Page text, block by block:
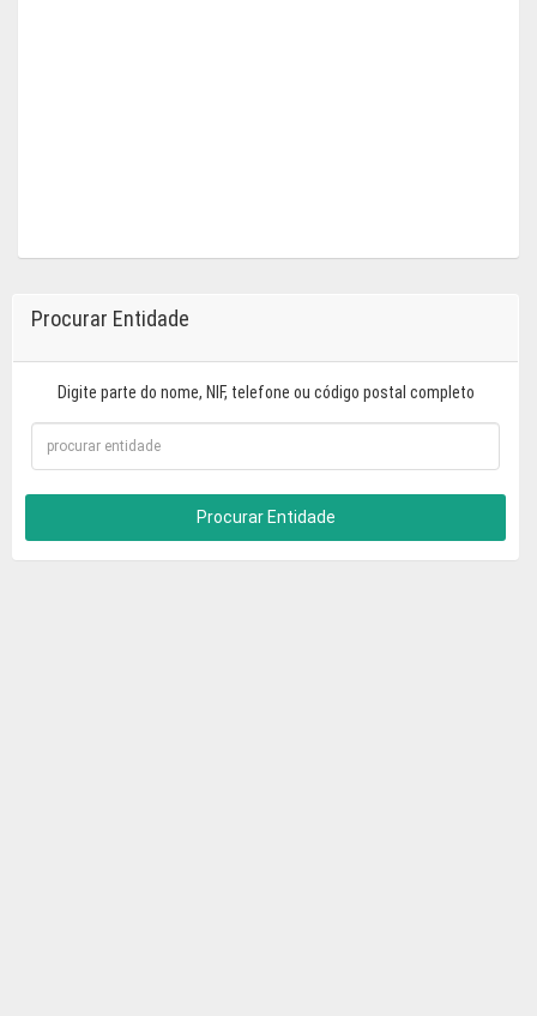
Procurar Entidade
Digite parte do nome, NIF, telefone ou código postal completo
Procurar Entidade